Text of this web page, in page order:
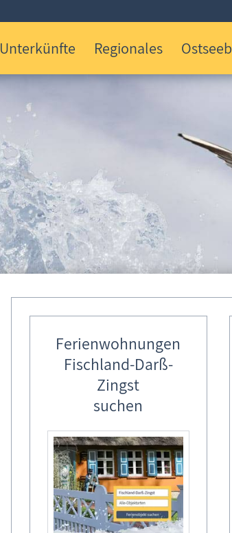
Unterkünfte Regionales
Bilder vom Borner
01. Feb 2026
Ferienwohnungen
Fischland-Darß-
Zingst
suchen